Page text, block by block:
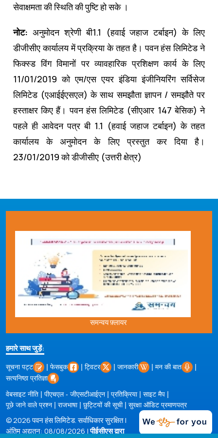
सेवाक्षमता की स्थिति की पुष्टि हो सके ।
नोट: अनुमोदन श्रेणी बी1.1 (हवाई जहाज टर्बाइन) के लिए
डीजीसीए कार्यालय में प्रक्रिया के तहत है। पवन हंस लिमिटेड ने
फिक्स्ड विंग विमानों पर व्यावहारिक प्रशिक्षण कार्य के लिए
11/01/2019 को एम/एस एयर इंडिया इंजीनियरिंग सर्विसेज
लिमिटेड (एआईईएसएल) के साथ समझौता ज्ञापन / समझौते पर
हस्ताक्षर किए हैं। पवन हंस लिमिटेड (सीएआर 147 बेसिक) ने
पहले ही आवेदन पत्र बी 1.1 (हवाई जहाज टर्बाइन) के तहत
कार्यालय के अनुमोदन के लिए प्रस्तुत कर दिया है।
23/01/2019 को डीजीसीए (उत्तरी क्षेत्र)
समन्वय फ़्लायर
हमारे साथ जुड़ें:
सूचना पट्ट | फेसबुक | ट्विटर | जानकारी | मन की बात |
सत्यनिष्ठा प्रतिज्ञा
वेबसाइट नीति | पीएचएल - जीएसटीआईएन | प्रतिक्रिया| साइट मैप |
पूछे जाने वाले प्रश्न | राजभाषा| छुट्टियों की सूची| सुरक्षा ऑडिट प्रमाणपत्र
© 2026 पवन हंस लिमिटेड. सर्वाधिकार सुरक्षित |
अंतिम अद्यतन: 08/08/2026 |पीईसीएस द्वारा